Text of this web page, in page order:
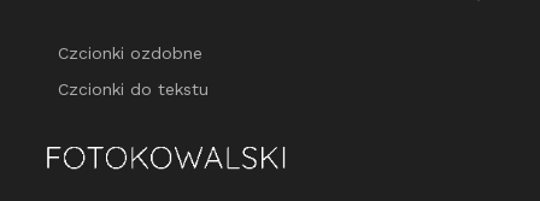
Czcionki ozdobne
Czcionki do tekstu